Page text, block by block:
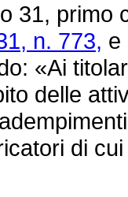
primo
n. 773, e
«Ai
delle
di